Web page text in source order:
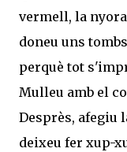
vermell, la
doneu uns
perquè tot
Mulleu amb el
Desprès, afegiu
deixeu fer xup-